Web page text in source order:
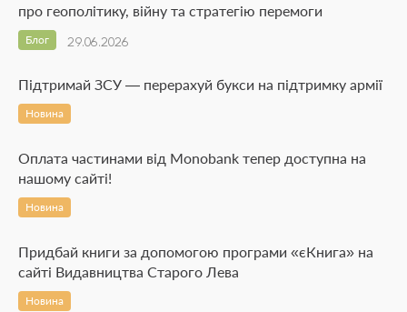
про геополітику, війну та стратегію перемоги
29.06.2026
Блог
Підтримай ЗСУ — перерахуй букси на підтримку армії
Новина
Оплата частинами від Monobank тепер доступна на
нашому сайті!
Новина
Придбай книги за допомогою програми «єКнига» на
сайті Видавництва Старого Лева
Новина